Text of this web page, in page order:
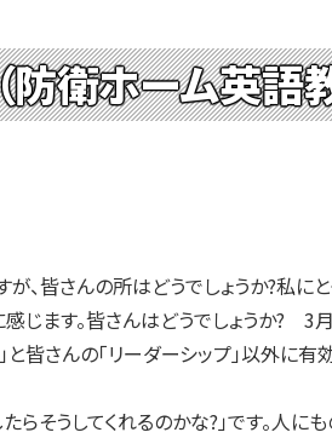
衛ホーム英語
皆さんの所はどうでしょうか?私に
感じます。皆さんはどうでしょうか?
と皆さんの「リーダーシップ」以外
うしてくれるのかな?」です。人に